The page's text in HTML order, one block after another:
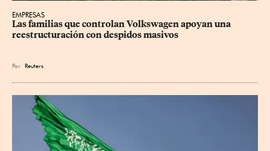
EMPRESAS
Las familias que controlan Volkswagen apoyan una
reestructuración con despidos masivos
Por Reuters